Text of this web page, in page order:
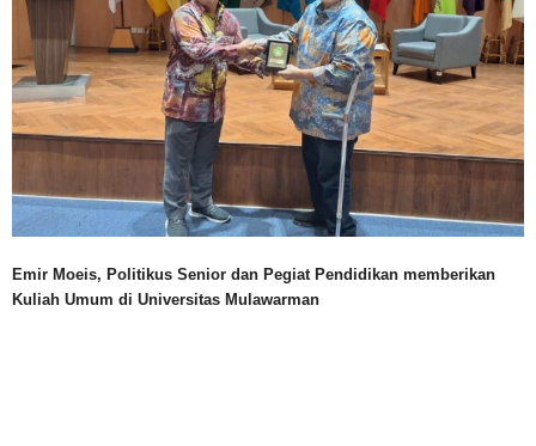
Emir Moeis, Politikus Senior dan Pegiat Pendidikan memberikan
Kuliah Umum di Universitas Mulawarman